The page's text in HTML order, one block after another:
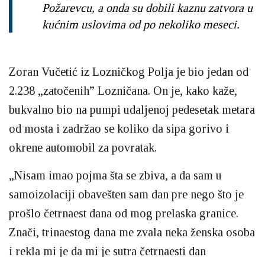
Požarevcu, a onda su dobili kaznu zatvora u
kućnim uslovima od po nekoliko meseci.
Zoran Vučetić iz Lozničkog Polja je bio jedan od
2.238 „zatočenih” Lozničana. On je, kako kaže,
bukvalno bio na pumpi udaljenoj pedesetak metara
od mosta i zadržao se koliko da sipa gorivo i
okrene automobil za povratak.
„Nisam imao pojma šta se zbiva, a da sam u
samoizolaciji obavešten sam dan pre nego što je
prošlo četrnaest dana od mog prelaska granice.
Znači, trinaestog dana me zvala neka ženska osoba
i rekla mi je da mi je sutra četrnaesti dan